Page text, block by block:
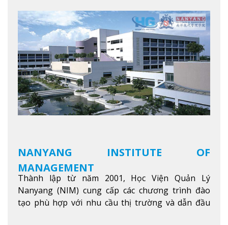
NANYANG INSTITUTE OF
MANAGEMENT
Thành lập từ năm 2001, Học Viện Quản Lý
Nanyang (NIM) cung cấp các chương trình đào
tạo phù hợp với nhu cầu thị trường và dẫn đầu